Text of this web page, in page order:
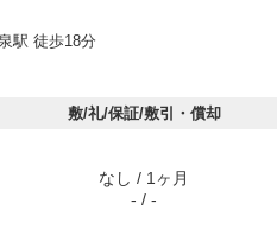
駅 徒歩18分
敷/礼/保証/敷引・償却
なし / 1ヶ月
- / -